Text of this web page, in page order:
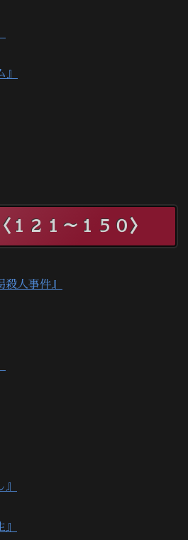
』
１２１～１５０〉
殺人事件』